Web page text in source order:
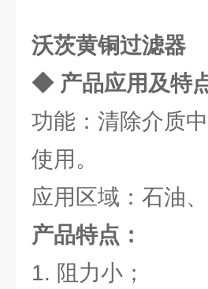
沃茨黄铜过滤器
◆ 产品应用及特
功能：清除介质
使用。
应用区域：石油
产品特点：
1. 阻力小；